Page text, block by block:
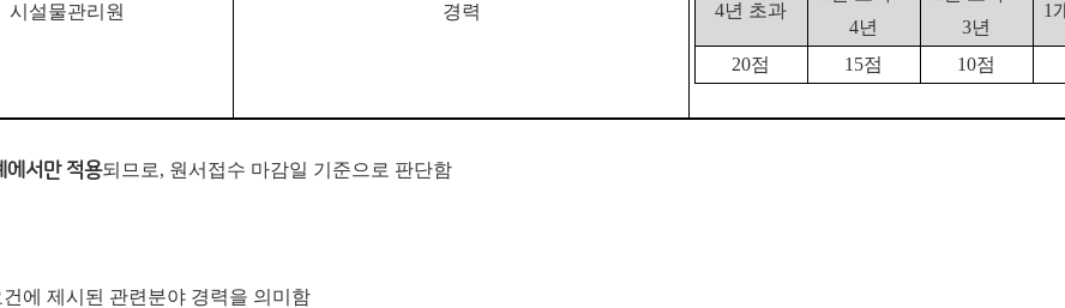
시설물관리원 경력 4년 초과
4년
3년
1
20점 15점 10점
에서만 적용되므로, 원서접수 마감일 기준으로 판단함
에 제시된 관련분야 경력을 의미함